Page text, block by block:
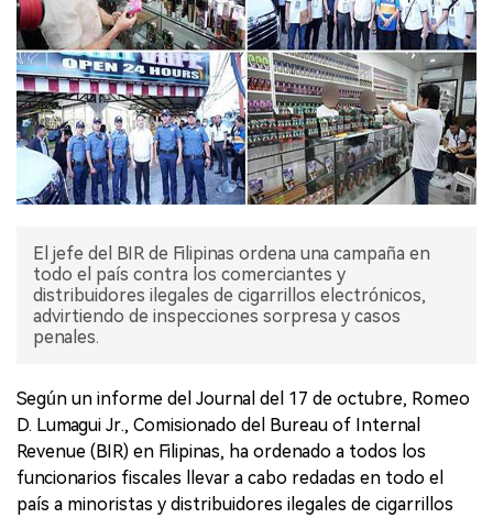
EXPOSICIÓN
ENTREVISTA
El jefe del BIR de Filipinas ordena una campaña en
todo el país contra los comerciantes y
distribuidores ilegales de cigarrillos electrónicos,
advirtiendo de inspecciones sorpresa y casos
penales.
Según un informe del Journal del 17 de octubre, Romeo
D. Lumagui Jr., Comisionado del Bureau of Internal
Revenue (BIR) en Filipinas, ha ordenado a todos los
funcionarios fiscales llevar a cabo redadas en todo el
país a minoristas y distribuidores ilegales de cigarrillos